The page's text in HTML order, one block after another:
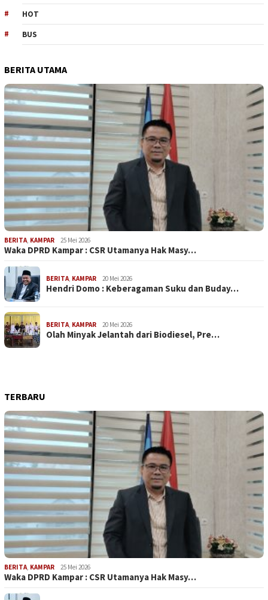
HOT
BUS
BERITA UTAMA
BERITA, KAMPAR 25 Mei 2026
Waka DPRD Kampar : CSR Utamanya Hak Masy…
BERITA, KAMPAR 20 Mei 2026
Hendri Domo : Keberagaman Suku dan Buday…
BERITA, KAMPAR 20 Mei 2026
Olah Minyak Jelantah dari Biodiesel, Pre…
TERBARU
BERITA, KAMPAR 25 Mei 2026
Waka DPRD Kampar : CSR Utamanya Hak Masy…